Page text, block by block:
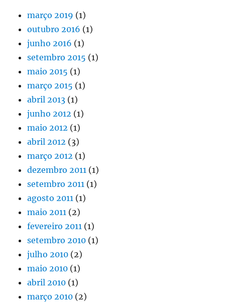
março 2019 (1)
outubro 2016 (1)
junho 2016 (1)
setembro 2015 (1)
maio 2015 (1)
março 2015 (1)
abril 2013 (1)
junho 2012 (1)
maio 2012 (1)
abril 2012 (3)
março 2012 (1)
dezembro 2011 (1)
setembro 2011 (1)
agosto 2011 (1)
maio 2011 (2)
fevereiro 2011 (1)
setembro 2010 (1)
julho 2010 (2)
maio 2010 (1)
abril 2010 (1)
março 2010 (2)